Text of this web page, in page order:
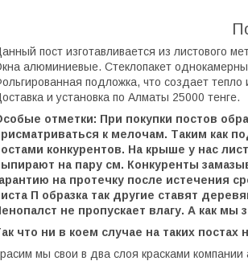
пост изготавливается из листового
алюминиевые. Стеклопакет
подложка, что создает
и установка по Алматы 25000 тенге.
отметки: При покупки постов
к мелочам. Таким как
конкурентов. На крыше у нас
на пару см. Конкуренты
на протечку после истечения
П образка так другие ставят
не пропускает влагу. А как мы
что ни в коем случае на таких
мы свои в два слоя красками